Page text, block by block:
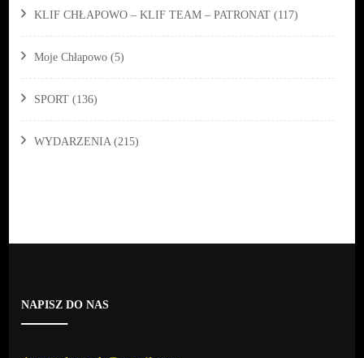
KLIF CHŁAPOWO – KLIF TEAM – PATRONAT (117)
Moje Chłapowo (5)
SPORT (136)
WYDARZENIA (215)
NAPISZ DO NAS